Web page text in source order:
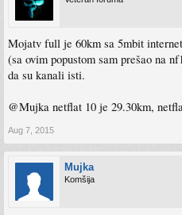
Mojatv full je 60km sa 5mbit
(sa ovim popustom sam prešao na
da su kanali isti.
@Mujka netflat 10 je 29.30km,
Aug 7, 2015
Mujka
Komšija